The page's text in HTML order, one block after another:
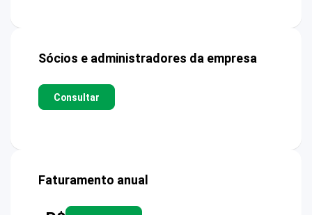
Sócios e administradores da empresa
Consultar
Faturamento anual